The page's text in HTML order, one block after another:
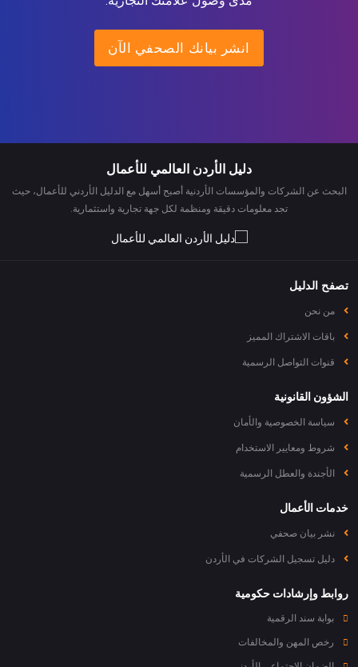
انشر بيانك الصحفي الآن
دليل الأردن العالمي للأعمال
البحث عن الشركات والمؤسسات الأردنية أصبح أسهل مع الدليل الأردني للأعمال، حيث
تجد معلومات دقيقة ومنظمة لكل جهة تجارية واستثمارية.
تصفح الدليل
من نحن
باقات الاشتراك المميز
قنوات التواصل الرسمية
الشؤون القانونية
سياسة الخصوصية والأمان
شروط ومعايير الاستخدام
الأجندة والعطل الرسمية
خدمات الأعمال
نشر بيان صحفي
دليل تسجيل الشركات في الأردن
روابط وإرشادات حكومية
بوابة سند الرقمية
رخص المهن والمخالفات